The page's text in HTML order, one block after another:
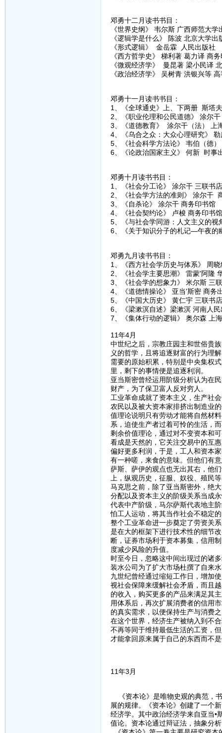
邓勇十二月读书书目：
《世界史纲》 韦尔斯 广西师范大学
《逻辑学是什么》 陈波 北京大学出
《形式逻辑》 金岳霖 人民出版社
《西方哲学史》 梯利著 葛力译 商
《微观经济学》 曼昆著 梁小民译
《政治经济学》 吴树青 洪银兴等
邓勇十一月读书书目：
1、《全球通史》上、下两册 斯塔
2、《职业伦理和公民道德》 涂尔
3、《道德教育》 涂尔干（法） 上
4、《乌合之众：大众心理研究》
5、《社会科学方法论》 韦伯（德
6、《论政治国家主义》 何新 时事
邓勇十月读书书目：
1、《社会分工论》 涂尔干 三联书店
2、《社会学方法的准则》 涂尔干
3、《自杀论》 涂尔干 商务印书馆
4、《社会契约论》 卢梭 商务印书馆
5、《与社会学同游：人文主义的
6、《关于知识分子的札记—午夜的
邓勇九月读书书目：
1、《西方社会学历史与体系》 周
2、《社会学主要思潮》 雷蒙'阿隆
3、《社会学的想象力》 米尔斯 三
4、《道德情操论》 亚当'斯密 商务
5、《中国大历史》 黄仁宇 三联书店
6、《梁漱溟自述》梁漱溟 河南人民
7、《集体行动的逻辑》 奥尔森 上
11年4月
中世纪之后，宗教庄园主和世俗贵
义的哲学，且将追逐财富的行为理
需要的原始积累，特别是中央集权
里，剩下的事情便是追逐利润。
亚当斯密曾经运用阶级分析认为在
财产，为了保卫富人反对穷人。
工业革命成就了资本主义，生产社
农民以及被大资本家排挤出制造业
值理论说明只有劳动才能将自然材
系，迫使生产者过着可怜的生活，
剩余价值理论，通过对不变资本和
看成是天然的，它关注交易中的互
偏好更多利润，于是，工人和资本
有一种嗟，来食的意味。但他们有
萨斯、萨伊的观点也无出其右，他
上，纵观历史，征服、奴役、殖民
马克思之前，除了亚当斯密外，绝
分配以及资本主义的阶级关系当成
代表中产阶级，马尔萨斯代表地主
怕工人运动，将其当作社会不稳定
整个工业革命进一步奠定了劳资关
是在大的框架下进行技术性的细节
断，证券市场利于资本募集，信用
度减少风险的升值。
时至今日，忽略这中间出现过的诸
装水公司为了扩大市场杜撰了自来
九世纪曾经通过缩短工作日，增加
视社会保障来缓解社会矛盾，而且
的收入，购买更多的产品来满足其
用体系后，再次扩展消费者的信用
的真实需求，以便保持生产与消费
在这个世界，经济生产被纳入到不
不再等同于维持最低生活的工资，
才能拿回原来属于自己的东西而不
11年3月
《资本论》是唯物史观的典范，
展的规律。《资本论》创建了一个
经济学。其中政治经济学来自亚当•
值论。资本论通过辩证法，抽象分